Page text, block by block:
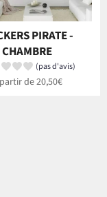
PIRATE -
CHAMBRE
(pas d'avis)
de 20,50€